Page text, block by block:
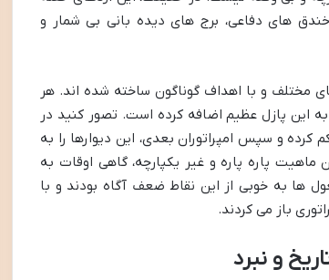
های دفاعی، برج های دیده بانی بی شمار و
و با اهداف گوناگون ساخته شده اند. هر
این پازل عظیم اضافه کرده است. تصور کنید در
و سپس امپراتوران بعدی، این دیوارها را به
پاره پاره و غیر یکپارچه، گاهی اوقات به
ها به خوبی از این نقاط ضعف آگاه بودند و با
باز می کردند.
و نبرد